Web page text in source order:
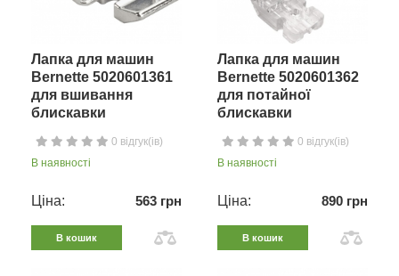
Лапка для машин
Bernette 5020601361
для вшивання
блискавки
0 відгук(ів)
В наявності
Ціна: 563 грн
В кошик
Лапка для машин
Bernette 5020601362
для потайної
блискавки
0 відгук(ів)
В наявності
Ціна: 890 грн
В кошик